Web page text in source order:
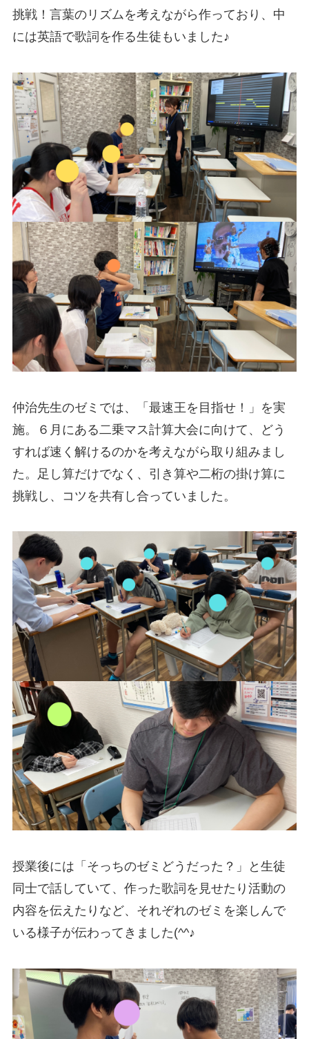
挑戦！言葉のリズムを考えながら作っており、中
には英語で歌詞を作る生徒もいました♪
仲治先生のゼミでは、「最速王を目指せ！」を実
施。６月にある二乗マス計算大会に向けて、どう
すれば速く解けるのかを考えながら取り組みまし
た。足し算だけでなく、引き算や二桁の掛け算に
挑戦し、コツを共有し合っていました。
授業後には「そっちのゼミどうだった？」と生徒
同士で話していて、作った歌詞を見せたり活動の
内容を伝えたりなど、それぞれのゼミを楽しんで
いる様子が伝わってきました(^^♪